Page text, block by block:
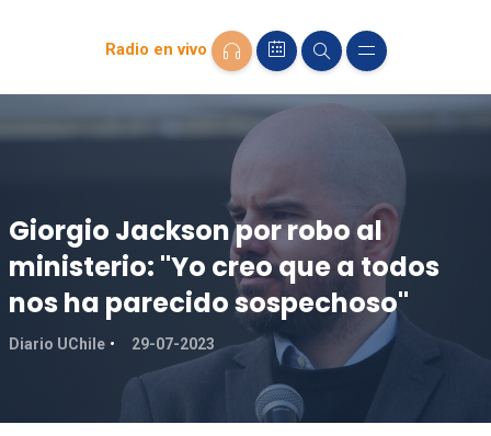
Radio en vivo
Giorgio Jackson por robo al
ministerio: "Yo creo que a todos
nos ha parecido sospechoso"
Diario UChile 29-07-2023